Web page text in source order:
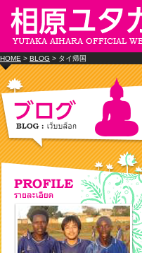
HOME > BLOG > タイ帰国